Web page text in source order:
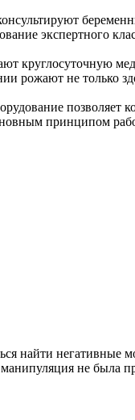
экспертного
круглосуточную
рожают не
позволяет
принципом
найти негативные
не была